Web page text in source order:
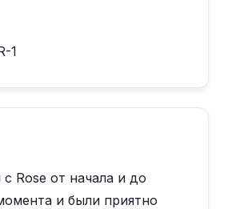
1
Rose от начала и до
и были приятно